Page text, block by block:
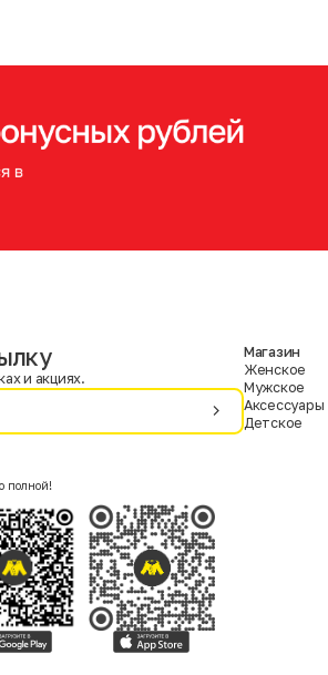
почте
и акциях.
полной!
Магазин
Женское
Мужское
Аксессуары
Детское